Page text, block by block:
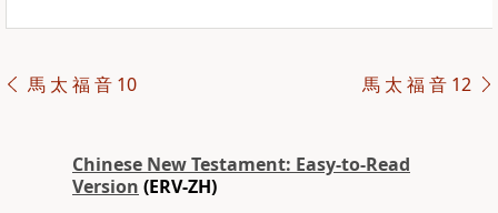
馬 太 福 音 10 馬 太 福 音 12
Chinese New Testament: Easy-to-Read
Version (ERV-ZH)